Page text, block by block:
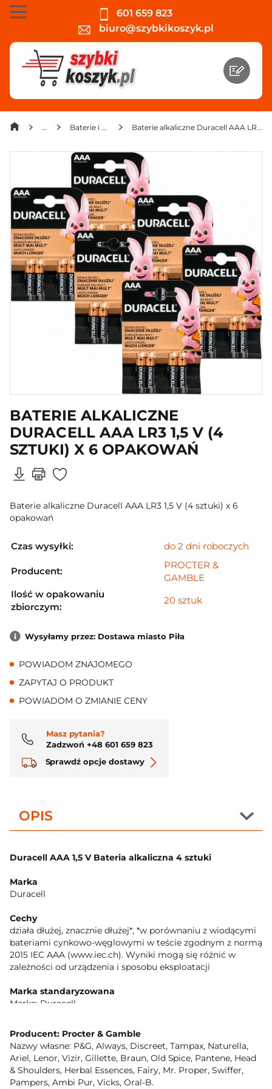
601 659 823
biuro@szybkikoszyk.pl
Baterie i akumulatorki Baterie alkaliczne Duracell AAA LR3 1,5 V (4 sztuki) x 6 opakowań
BATERIE ALKALICZNE
DURACELL AAA LR3 1,5 V (4
SZTUKI) X 6 OPAKOWAŃ
Baterie alkaliczne Duracell AAA LR3 1,5 V (4 sztuki) x 6
opakowań
Czas wysyłki: do 2 dni roboczych
Producent:
PROCTER &
GAMBLE
Ilość w opakowaniu
zbiorczym:
20 sztuk
Wysyłamy przez: Dostawa miasto Piła
POWIADOM ZNAJOMEGO
ZAPYTAJ O PRODUKT
POWIADOM O ZMIANIE CENY
Masz pytania?
Zadzwoń +48 601 659 823
Sprawdź opcje dostawy
OPIS
Duracell AAA 1,5 V Bateria alkaliczna 4 sztuki
Marka
Duracell
Cechy
działa dłużej, znacznie dłużej*, *w porównaniu z wiodącymi
bateriami cynkowo-węglowymi w teście zgodnym z normą
2015 IEC AAA (www.iec.ch). Wyniki mogą się różnić w
zależności od urządzenia i sposobu eksploatacji
Marka standaryzowana
Marka: Duracell
Adres kontaktowy
ul. Senatorska 2, 00-075 Warszawa
Opis produktu
Duracell oferuje szeroki wybór baterii do urządzeń
Producent: Procter & Gamble
Nazwy własne: P&G, Always, Discreet, Tampax, Naturella,
Ariel, Lenor, Vizir, Gillette, Braun, Old Spice, Pantene, Head
& Shoulders, Herbal Essences, Fairy, Mr. Proper, Swiffer,
Pampers, Ambi Pur, Vicks, Oral-B.